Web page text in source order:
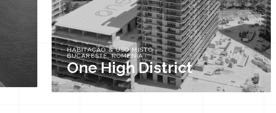
HABITAÇÃO & USO MISTO
BUCARESTE, ROMÉNIA
One High District